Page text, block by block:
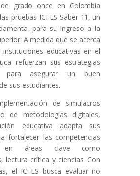
de grado once en Colombia
pruebas ICFES Saber 11, un
para su ingreso a la
A medida que se acerca
educativas en el
refuerzan sus estrategias
para asegurar un buen
sus estudiantes.
de simulacros
de metodologías digitales,
educativa adapta sus
fortalecer las competencias
en áreas clave como
lectura crítica y ciencias. Con
el ICFES busca evaluar no